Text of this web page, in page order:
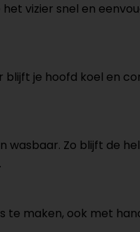
vizier snel en
je hoofd koel en
wasbaar. Zo blijft de
te maken, ook met